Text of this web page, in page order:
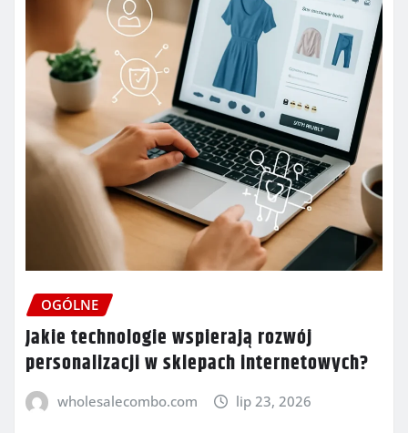
OGÓLNE
Jakie technologie wspierają rozwój
personalizacji w sklepach internetowych?
wholesalecombo.com lip 23, 2026